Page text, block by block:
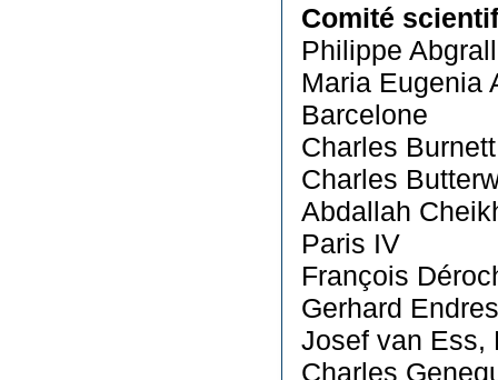
Comité
Philippe
Maria Eugenia
Barcelone
Charles
Charles
Abdallah
Paris IV
François
Gerhard
Josef van Ess,
Charles